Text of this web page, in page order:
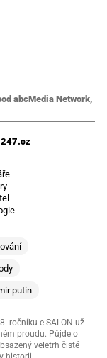
abcMedia Network,
putin
ročníku e-SALON už
proudu. Půjde o
veletrh čisté